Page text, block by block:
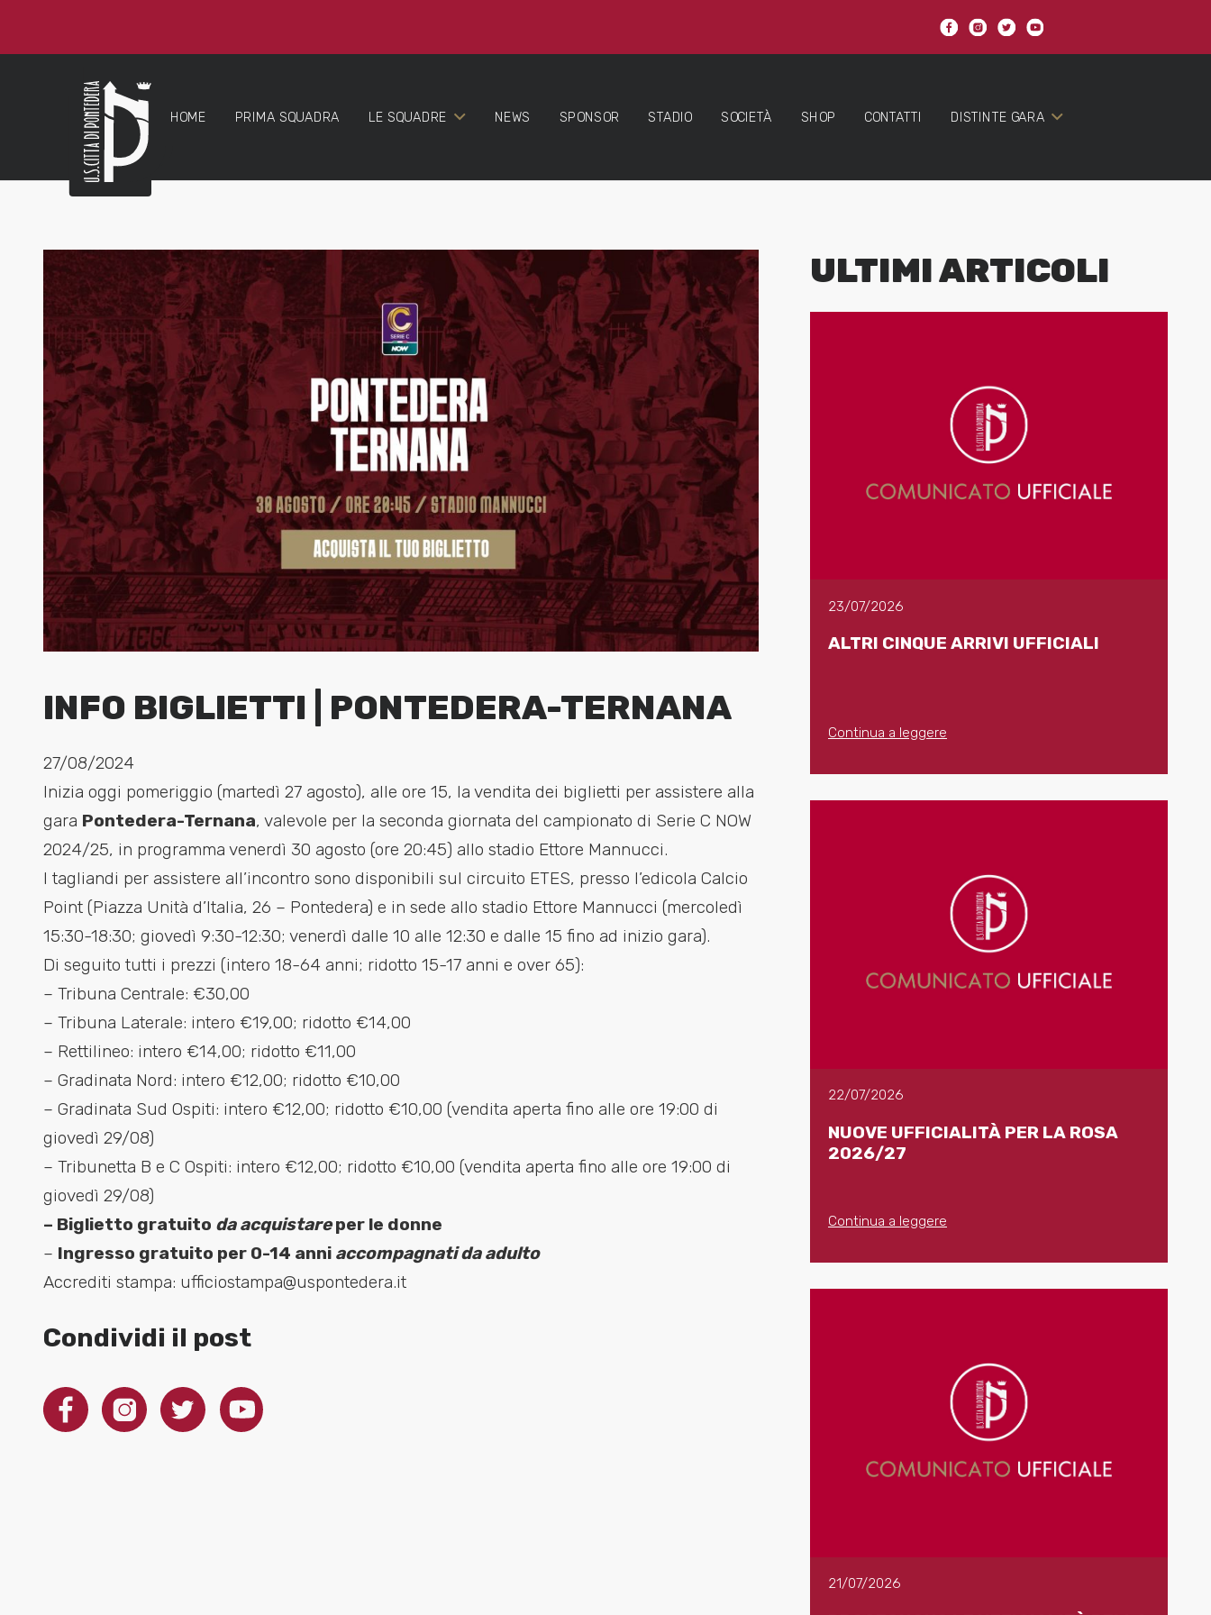
HOME PRIMA SQUADRA LE SQUADRE NEWS SPONSOR STADIO SOCIETÀ SHOP CONTATTI DISTINTE GARA
INFO BIGLIETTI | PONTEDERA-TERNANA
27/08/2024
Inizia oggi pomeriggio (martedì 27 agosto), alle ore 15, la vendita dei biglietti per assistere alla
gara Pontedera-Ternana, valevole per la seconda giornata del campionato di Serie C NOW
2024/25, in programma venerdì 30 agosto (ore 20:45) allo stadio Ettore Mannucci.
I tagliandi per assistere all’incontro sono disponibili sul circuito ETES, presso l’edicola Calcio
Point (Piazza Unità d’Italia, 26 – Pontedera) e in sede allo stadio Ettore Mannucci (mercoledì
15:30-18:30; giovedì 9:30-12:30; venerdì dalle 10 alle 12:30 e dalle 15 fino ad inizio gara).
Di seguito tutti i prezzi (intero 18-64 anni; ridotto 15-17 anni e over 65):
– Tribuna Centrale: €30,00
– Tribuna Laterale: intero €19,00; ridotto €14,00
– Rettilineo: intero €14,00; ridotto €11,00
– Gradinata Nord: intero €12,00; ridotto €10,00
– Gradinata Sud Ospiti: intero €12,00; ridotto €10,00 (vendita aperta fino alle ore 19:00 di
giovedì 29/08)
– Tribunetta B e C Ospiti: intero €12,00; ridotto €10,00 (vendita aperta fino alle ore 19:00 di
giovedì 29/08)
– Biglietto gratuito da acquistareper le donne
– Ingresso gratuito per 0-14 anni accompagnati da adulto
Accrediti stampa: ufficiostampa@uspontedera.it
Condividi il post
ULTIMI ARTICOLI
23/07/2026
ALTRI CINQUE ARRIVI UFFICIALI
Continua a leggere
22/07/2026
NUOVE UFFICIALITÀ PER LA ROSA
2026/27
Continua a leggere
21/07/2026